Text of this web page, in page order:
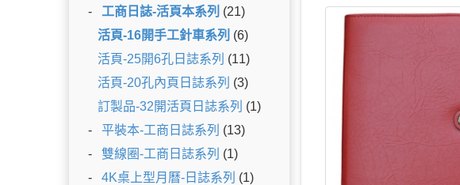
- 工商日誌-活頁本系列 (21)
活頁-16開手工針車系列 (6)
活頁-25開6孔日誌系列 (11)
活頁-20孔內頁日誌系列 (3)
訂製品-32開活頁日誌系列 (1)
- 平裝本-工商日誌系列 (13)
- 雙線圈-工商日誌系列 (1)
- 4K桌上型月曆-日誌系列 (1)